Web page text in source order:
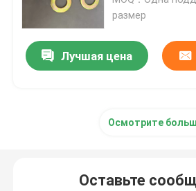
Гальванизированная
размер
Лучшая цена
Осмотрите
Оставьте